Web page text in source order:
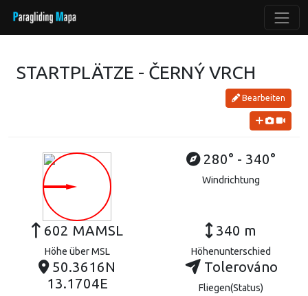
STARTPLÄTZE - ČERNÝ VRCH
Bearbeiten
280° - 340°
Windrichtung
602 MAMSL
Höhe über MSL
340 m
Höhenunterschied
50.3616N
13.1704E
Tolerováno
Fliegen(Status)